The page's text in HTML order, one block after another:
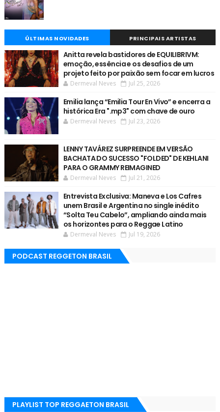
ÚLTIMAS NOVIDADES PRINCIPAIS ARTISTAS
Anitta revela bastidores de EQUILIBRIVM:
emoção, essência e os desafios de um
projeto feito por paixão sem focar em lucros
Dermeval Neves Jul 25, 2026
Emilia lança “Emilia Tour En Vivo” e encerra a
histórica Era ".mp3" com chave de ouro
Dermeval Neves Jul 23, 2026
LENNY TAVÁREZ SURPREENDE EM VERSÃO
BACHATA DO SUCESSO "FOLDED" DE KEHLANI
PARA O GRAMMY REIMAGINED
Dermeval Neves Jul 21, 2026
Entrevista Exclusiva: Maneva e Los Cafres
unem Brasil e Argentina no single inédito
“Solta Teu Cabelo”, ampliando ainda mais
os horizontes para o Reggae Latino
Dermeval Neves Jul 19, 2026
PODCAST REGGETON BRASIL
PLAYLIST TOP REGGAETON BRASIL